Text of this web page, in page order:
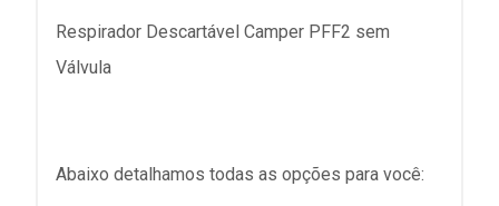
Respirador Descartável Camper PFF2 sem
Válvula
Abaixo detalhamos todas as opções para você: